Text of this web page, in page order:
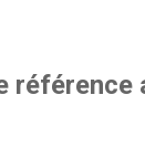
référence